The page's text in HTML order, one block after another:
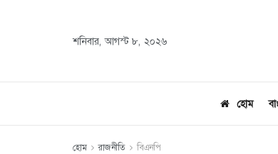
শনিবার, আগস্ট ৮, ২০২৬
হোম
হোম রাজনীতি বিএনপি